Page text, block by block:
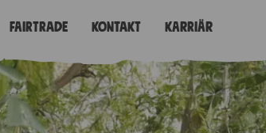
Fairtrade Kontakt Karriär